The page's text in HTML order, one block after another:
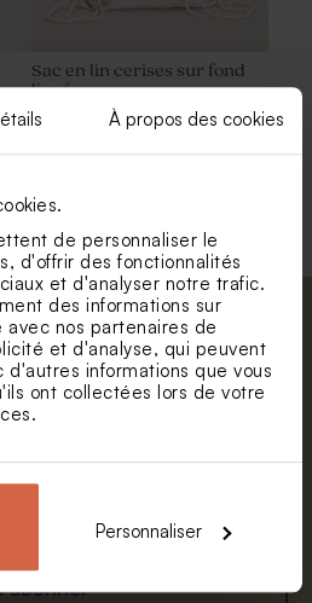
À propos des cookies
de personnaliser le
d'offrir des fonctionnalités
et d'analyser notre trafic.
des informations sur
nos partenaires de
et d'analyse, qui peuvent
informations que vous
ont collectées lors de votre
Personnaliser
Sac en lin cerises sur fond
ligné
Valisette dinosaure
géométrique
newsletter et restez
: bénéficiez de 5%